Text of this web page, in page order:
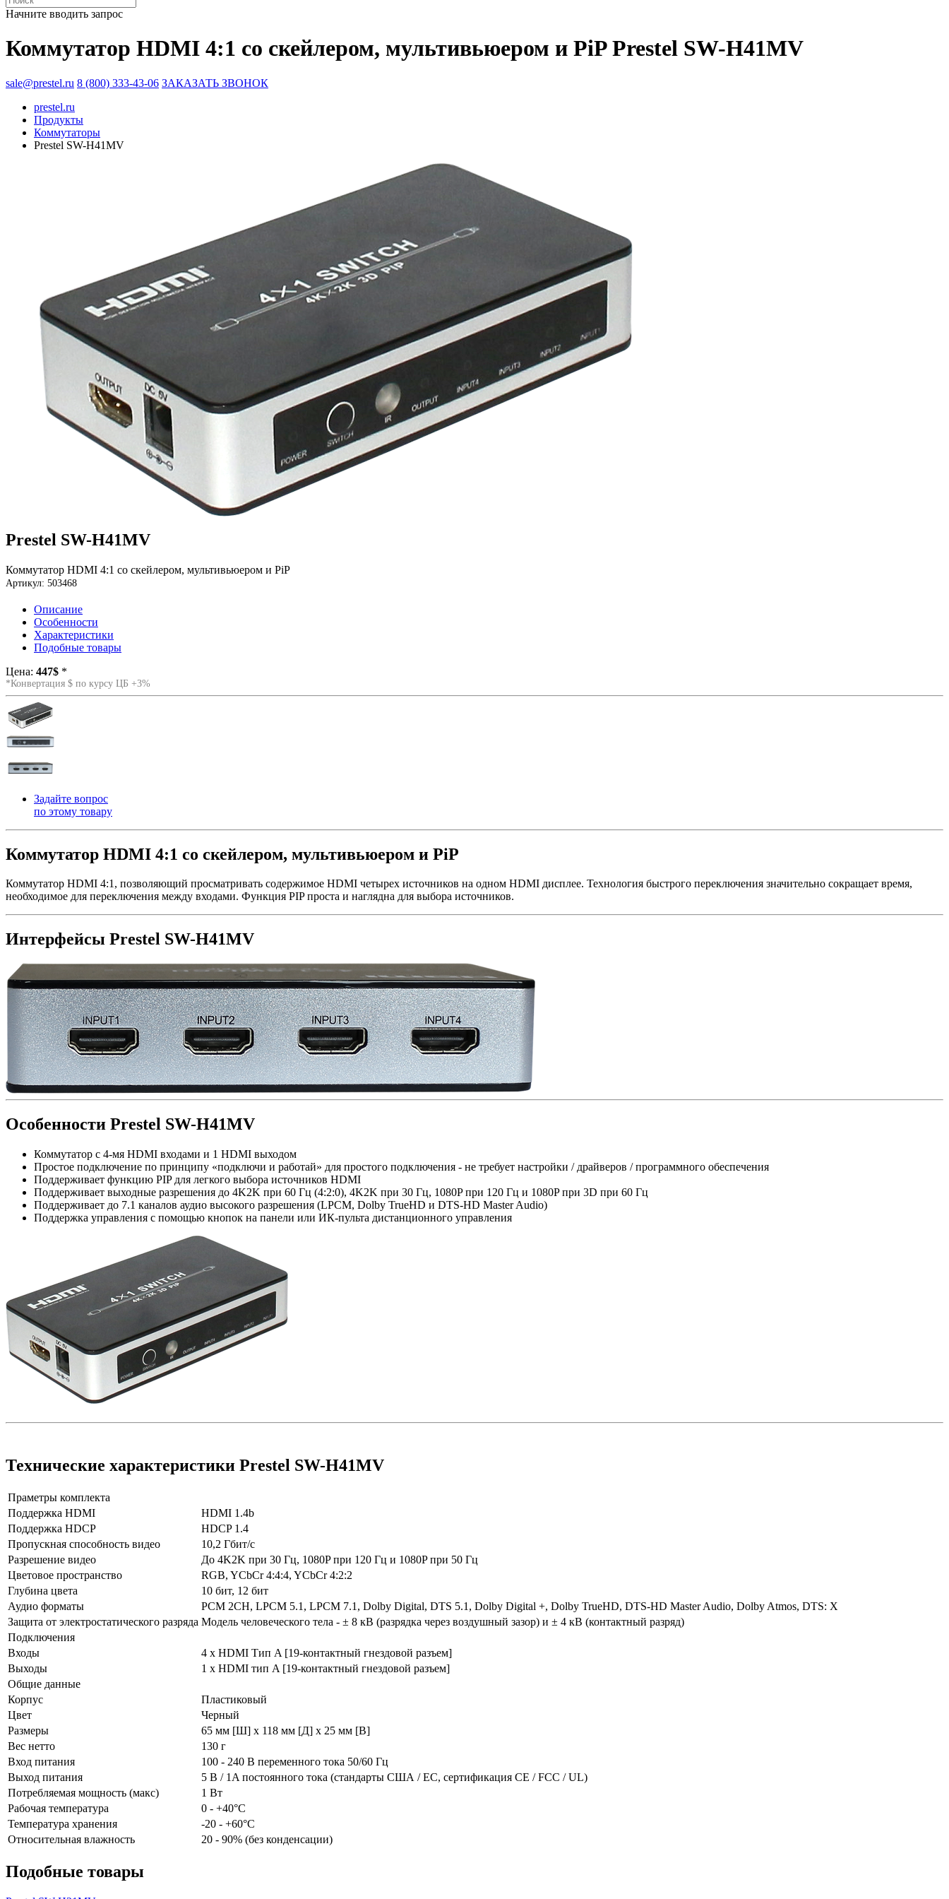
Начните вводить запрос
Коммутатор HDMI 4:1 со скейлером, мультивьюером и PiP Prestel SW-H41MV
sale@prestel.ru 8 (800) 333-43-06 ЗАКАЗАТЬ ЗВОНОК
prestel.ru
Продукты
Коммутаторы
Prestel SW-H41MV
Prestel SW-H41MV
Коммутатор HDMI 4:1 со скейлером, мультивьюером и PiP
Артикул: 503468
Описание
Особенности
Характеристики
Подобные товары
Цена: 447$ *
*Конвертация $ по курсу ЦБ +3%
Задайте вопрос
по этому товару
Коммутатор HDMI 4:1 со скейлером, мультивьюером и PiP
Коммутатор HDMI 4:1, позволяющий просматривать содержимое HDMI четырех источников на одном HDMI дисплее. Технология быстрого переключения значительно сокращает время,
необходимое для переключения между входами. Функция PIP проста и наглядна для выбора источников.
Интерфейсы Prestel SW-H41MV
Особенности Prestel SW-H41MV
Коммутатор с 4-мя HDMI входами и 1 HDMI выходом
Простое подключение по принципу «подключи и работай» для простого подключения - не требует настройки / драйверов / программного обеспечения
Поддерживает функцию PIP для легкого выбора источников HDMI
Поддерживает выходные разрешения до 4K2K при 60 Гц (4:2:0), 4K2K при 30 Гц, 1080P при 120 Гц и 1080P при 3D при 60 Гц
Поддерживает до 7.1 каналов аудио высокого разрешения (LPCM, Dolby TrueHD и DTS-HD Master Audio)
Поддержка управления с помощью кнопок на панели или ИК-пульта дистанционного управления
Технические характеристики Prestel SW-H41MV
Праметры комплекта
Поддержка HDMI
HDMI 1.4b
Поддержка HDCP
HDCP 1.4
Пропускная способность видео
10,2 Гбит/с
Разрешение видео
До 4K2K при 30 Гц, 1080P при 120 Гц и 1080P при 50 Гц
Цветовое пространство
RGB, YCbCr 4:4:4, YCbCr 4:2:2
Глубина цвета
10 бит, 12 бит
Аудио форматы
PCM 2CH, LPCM 5.1, LPCM 7.1, Dolby Digital, DTS 5.1, Dolby Digital +, Dolby TrueHD, DTS-HD Master Audio, Dolby Atmos, DTS: X
Защита от электростатического разряда Модель человеческого тела - ± 8 кВ (разрядка через воздушный зазор) и ± 4 кВ (контактный разряд)
Подключения
Входы
4 x HDMI Тип A [19-контактный гнездовой разъем]
Выходы
1 x HDMI тип A [19-контактный гнездовой разъем]
Общие данные
Корпус
Пластиковый
Цвет
Черный
Размеры
65 мм [Ш] х 118 мм [Д] х 25 мм [В]
Вес нетто
130 г
Вход питания
100 - 240 В переменного тока 50/60 Гц
Выход питания
5 В / 1A постоянного тока (стандарты США / ЕС, сертификация CE / FCC / UL)
Потребляемая мощность (макс)
1 Вт
Рабочая температура
0 - +40°C
Температура хранения
-20 - +60°C
Относительная влажность
20 - 90% (без конденсации)
Подобные товары